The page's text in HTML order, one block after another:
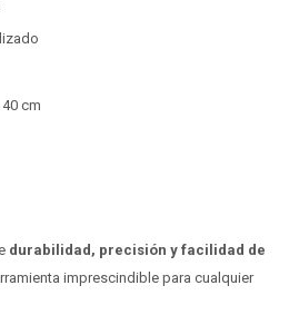
cm
durabilidad, precisión y facilidad de
imprescindible para cualquier